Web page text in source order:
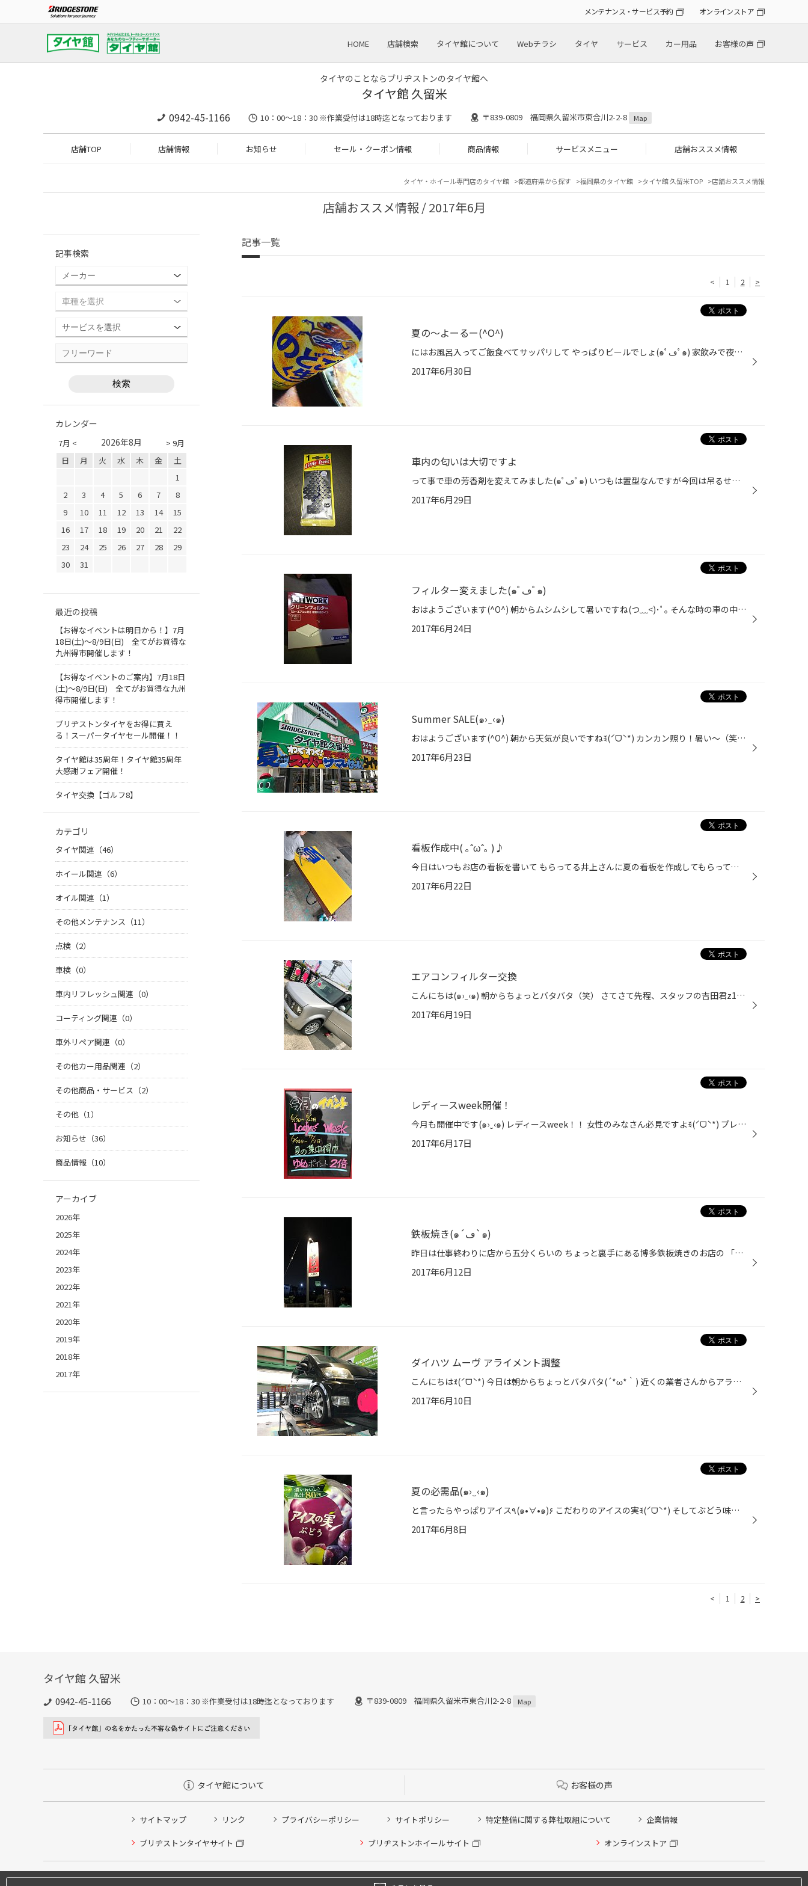
メンテナンス・サービス予約 オンラインストア
HOME 店舗検索 タイヤ館について Webチラシ タイヤ サービス カー用品 お客様の声
タイヤのことならブリヂストンのタイヤ館へ
タイヤ館 久留米
0942-45-1166 10：00～18：30 ※作業受付は18時迄となっております 〒839-0809 福岡県久留米市東合川2-2-8 Map
店舗TOP 店舗情報 お知らせ セール・クーポン情報 商品情報 サービスメニュー 店舗おススメ情報
タイヤ・ホイール専門店のタイヤ館 都道府県から探す 福岡県のタイヤ館 タイヤ館 久留米TOP 店舗おススメ情報
店舗おススメ情報 / 2017年6月
記事一覧
< 1 2 >
夏の〜よーるー(^O^)
にはお風呂入ってご飯食べてサッパリして やっぱりビールでしょ(๑ﾟڡﾟ๑) 家飲みで夜はぐっすり寝れますねꉂ(ˊᗜˋ*) 今日で６月も終わりですね(^O^) まだまだ暑さが続くので暑さ対策が大切だ(´*ω*｀)
2017年6月30日
車内の匂いは大切ですよ
って事で車の芳香剤を変えてみました(๑ﾟڡﾟ๑) いつもは置型なんですが今回は吊るせる奴でって事で、 大人気のLittle Treeを置いてみましたꉂ(ˊᗜˋ*) なかなかの匂いですよ(^O^車内もいい匂いじゃないとダメですからね(๑´ڡ`๑) エアコンフィルターも変えたし車は夏の準備万端ですฅ(^ω^ฅ) あとは体のケア...
2017年6月29日
フィルター変えました(๑ﾟڡﾟ๑)
おはようございます(^O^) 朝からムシムシして暑いですね(つ﹏<)･ﾟ｡ そんな時の車の中はエアコン付けないと耐えられません(´*ω*｀) 昨日マイカーのエアコンフィルター変えました(๑ﾟڡﾟ๑) 見て唖然∑(゜△゜;)ヤバイですよね〜（笑） エアコンの効きも匂いもバッチリꉂ(ˊᗜˋ*) 一年に1回は交換しとかない...
2017年6月24日
Summer SALE(๑›‿‹๑)
おはようございます(^O^) 朝から天気が良いですねꉂ(ˊᗜˋ*) カンカン照り！暑い〜（笑） お店の新看板出来ましたฅ(^ω^ฅ) わくわく夏得！まさに夏ですね(๑´ڡ`๑) 明日からもキャンペーンが開催されます！ たくさんのご来店お待ちしてますꉂ(ˊᗜˋ*)
2017年6月23日
看板作成中( ｡ ˆωˆ｡ )♪
今日はいつもお店の看板を書いて もらってる井上さんに夏の看板を作成してもらってますꉂ(ˊᗜˋ*) タイヤ館も、夏仕様に変更中です( ｡ˆωˆ｡ )♪ 看板は完成までお楽しみに(〜￣▽￣)〜
2017年6月22日
エアコンフィルター交換
こんにちは(๑›‿‹๑) 朝からちょっとバタバタ（笑） さてさて先程、スタッフの吉田君z11キューブの エアコンフィルター交換してました(^O^) キューブのエアコンフィルターはなかなか難しい所にありまして苦労ww 女性のお客様でメンテが行き届いてない(´*ω*｀) 特に臭いがするから交換してみるとやっぱ...
2017年6月19日
レディースweek開催！
今月も開催中です(๑›‿‹๑) レディースweek！！ 女性のみなさん必見ですよꉂ(ˊᗜˋ*) プレゼントもいろいろ準備してます(๑´ڡ`๑)♡ 来週までたくさんのご来店お待ちしてます٩( ´◡` )( ´◡` )۶
2017年6月17日
鉄板焼き(๑´ڡ`๑)
昨日は仕事終わりに店から五分くらいの ちょっと裏手にある博多鉄板焼きのお店の 「まるび」に行ってきました(^O^) 肉とキャベツの炒め(๑´ڡ`๑)♡ めっちゃ美味しくて行きつけですꉂ(ˊᗜˋ*) ご飯もガンガン進むんですん(ฅ`･ω･´)ฅ また食べに行こう(๑›‿‹๑)
2017年6月12日
ダイハツ ムーヴ アライメント調整
こんにちはꉂ(ˊᗜˋ*) 今日は朝からちょっとバタバタ(´*ω*｀) 近くの業者さんからアライメント調整の作業依頼がありまして、 行ってます(๑›‿‹๑) 足回りを換えての内減りです！ しっかり調整しないと、もっと酷くなりますね(´*ω*｀) バッチリ作業して快適な乗り心地( ｡ˆωˆ｡ )♪
2017年6月10日
夏の必需品(๑›‿‹๑)
と言ったらやっぱりアイス٩(๑•∀•๑)۶ こだわりのアイスの実ꉂ(ˊᗜˋ*) そしてぶどう味（笑）( ｡ˆωˆ｡ )♪ こだわりです（笑）それとコーラ（笑） これで夏は乗り越える！かも（笑）
2017年6月8日
< 1 2 >
記事検索
カレンダー
7月 < > 9月
2026年8月
日 月 火 水 木 金
土
1
2
3 4 5 6 7
8
9
10 11 12 13 14
15
16
17 18 19 20 21
22
23
24 25 26 27 28
29
30
31
最近の投稿
【お得なイベントは明日から！】7月
18日(土)～8/9日(日) 全てがお買得な
九州得市開催します！
【お得なイベントのご案内】7月18日
(土)～8/9日(日) 全てがお買得な九州
得市開催します！
ブリヂストンタイヤをお得に買え
る！スーパータイヤセール開催！！
タイヤ館は35周年！タイヤ館35周年
大感謝フェア開催！
タイヤ交換【ゴルフ8】
カテゴリ
タイヤ関連（46）
ホイール関連（6）
オイル関連（1）
その他メンテナンス（11）
点検（2）
車検（0）
車内リフレッシュ関連（0）
コーティング関連（0）
車外リペア関連（0）
その他カー用品関連（2）
その他商品・サービス（2）
その他（1）
お知らせ（36）
商品情報（10）
アーカイブ
2026年
2025年
2024年
2023年
2022年
2021年
2020年
2019年
2018年
2017年
タイヤ館 久留米
0942-45-1166 10：00～18：30 ※作業受付は18時迄となっております 〒839-0809 福岡県久留米市東合川2-2-8 Map
タイヤ館について お客様の声
サイトマップ リンク プライバシーポリシー サイトポリシー 特定整備に関する弊社取組について 企業情報
ブリヂストンタイヤサイト ブリヂストンホイールサイト オンラインストア
Copyright © 2024 Bridgestone Retail Co.,Ltd. All rights Reserved.